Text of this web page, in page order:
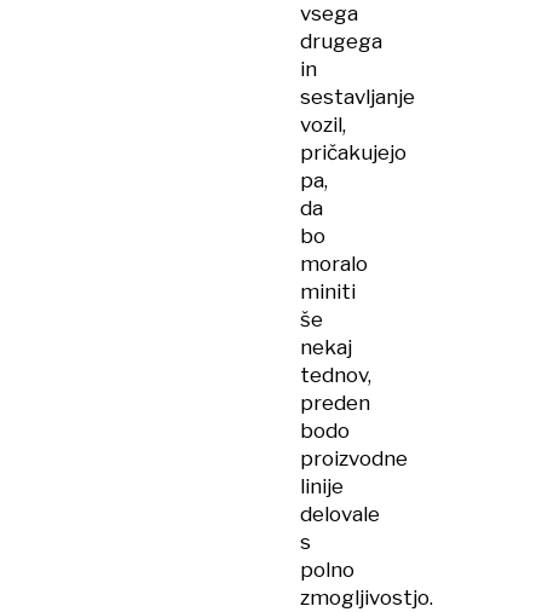
vsega
drugega
in
sestavljanje
vozil,
pričakujejo
pa,
da
bo
moralo
miniti
še
nekaj
tednov,
preden
bodo
proizvodne
linije
delovale
s
polno
zmogljivostjo.